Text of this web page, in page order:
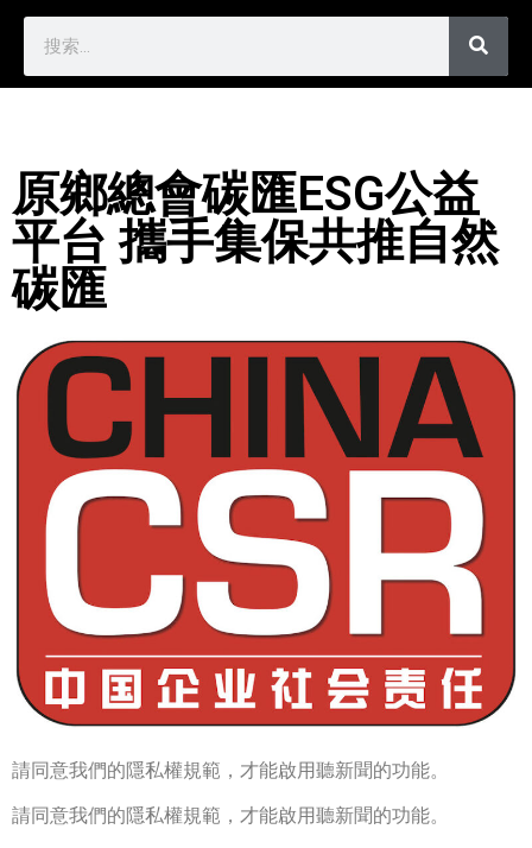
原鄉總會碳匯ESG公益
平台 攜手集保共推自然
碳匯
請同意我們的隱私權規範，才能啟用聽新聞的功能。
請同意我們的隱私權規範，才能啟用聽新聞的功能。